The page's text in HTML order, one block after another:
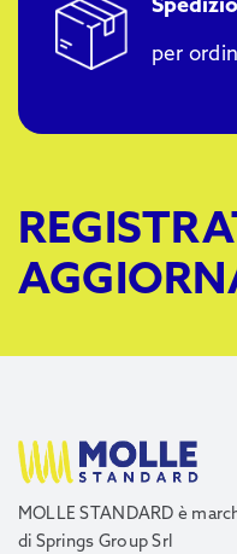
per
MOLLE STANDARD è
di Springs Group Srl